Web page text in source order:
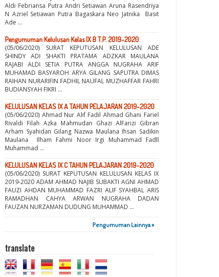
Aldi Febriansa Putra Andri Setiawan Aruna Rasendriya
N Azriel Setiawan Putra Bagaskara Neo Jatnika Basit
Ade ...
Pengumuman Kelulusan Kelas IX B T.P. 2019-2020
(05/06/2020) SURAT KEPUTUSAN KELULUSAN ADE
SHINDY ADI SHAKTI PRATAMA ADZKAR MAULANA
RAJABI ALDI SETIA PUTRA ANGGA NUGRAHA ARIF
MUHAMAD BASYAROH ARYA GILANG SAPUTRA DIMAS
RAIHAN NURARIFIN FADHIL NAUFAL MUZHAFFAR FAHRI
BUDIANSYAH FIKRI ...
KELULUSAN KELAS IX A TAHUN PELAJARAN 2019-2020
(05/06/2020) Ahmad Nur Alif Fadil Ahmad Ghani Fariel
Rivaldi Filah Azka Mahmudan Ghazi AlFarizi Gibran
Arham Syahidan Gilang Nazwa Maulana Ihsan Sadikin
Maulana Ilham Fahmi Noor Irgi Muhammad Fadll
Muhammad ...
KELULUSAN KELAS IX C TAHUN PELAJARAN 2019-2020
(05/06/2020) SURAT KEPUTUSAN KELULUSAN KELAS IX
2019-2020 ADAM AHMAD NAJIB SUBAKTI AGNI AHMAD
FAUZI AHDAN MUHAMMAD FAZRI ALIF SYAHBAL ARIS
RAMADHAN CAHYA ARWAN NUGRAHA DADAN
FAUZAN NURZAMAN DUDUNG MUHAMMAD ...
Pengumuman Lainnya »
translate